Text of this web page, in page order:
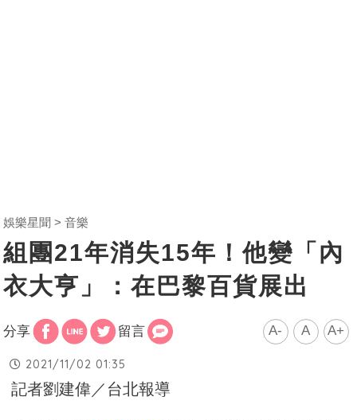
娛樂星聞 音樂
組團21年消失15年！他變「內
衣大亨」：在巴黎百貨展出
分享 留言 A- A A+
2021/11/02 01:35
記者劉建偉／台北報導